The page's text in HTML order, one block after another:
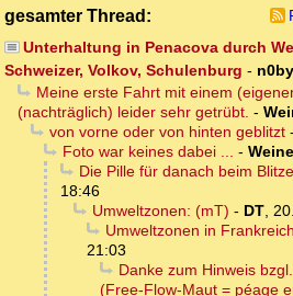
gesamter Thread:
Unterhaltung in Penacova durch
Schweizer, Volkov, Schulenburg - n0by
Meine erste Fahrt mit einem
(nachträglich) leider sehr getrübt. -
von vorne oder von hinten geblitzt-
Foto war keines dabei ... -
Die Pille für danach beim
18:46
Umweltzonen: (mT) - DT,
Umweltzonen in Frankreich
21:03
Danke zum Hinweis
(Free-Flow-Maut = péage